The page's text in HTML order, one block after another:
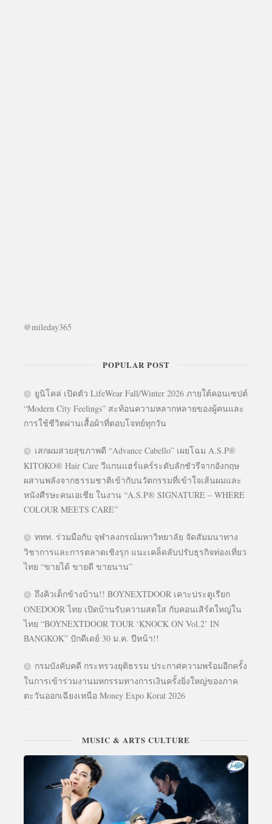
@mileday365
POPULAR POST
ยูนิโคล่ เปิดตัว LifeWear Fall/Winter 2026 ภายใต้คอนเซปต์
“Modern City Feelings” สะท้อนความหลากหลายของผู้คนและ
การใช้ชีวิตผ่านเสื้อผ้าที่ตอบโจทย์ทุกวัน
เสกผมสวยสุขภาพดี “Advance Cabello” เผยโฉม A.S.P®
KITOKO® Hair Care วีแกนแฮร์แคร์ระดับลักชัวรีจากอังกฤษ
ผสานพลังจากธรรมชาติเข้ากับนวัตกรรมที่เข้าใจเส้นผมและ
หนังศีรษะคนเอเชีย ในงาน “A.S.P® SIGNATURE – WHERE
COLOUR MEETS CARE”
ททท. ร่วมมือกับ จุฬาลงกรณ์มหาวิทยาลัย จัดสัมมนาทาง
วิชาการและการตลาดเชิงรุก แนะเคล็ดลับปรับธุรกิจท่องเที่ยว
ไทย “ขายได้ ขายดี ขายนาน”
ถึงคิวเด็กข้างบ้าน!! BOYNEXTDOOR เคาะประตูเรียก
ONEDOOR ไทย เปิดบ้านรับความสดใส กับคอนเสิร์ตใหญ่ใน
ไทย “BOYNEXTDOOR TOUR ‘KNOCK ON Vol.2’ IN
BANGKOK” ปักดีเดย์ 30 ม.ค. ปีหน้า!!
กรมบังคับคดี กระทรวงยุติธรรม ประกาศความพร้อมอีกครั้ง
ในการเข้าร่วมงานมหกรรมทางการเงินครั้งยิ่งใหญ่ของภาค
ตะวันออกเฉียงเหนือ Money Expo Korat 2026
MUSIC & ARTS CULTURE